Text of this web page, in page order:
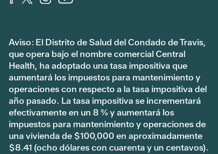
Aviso: El Distrito de Salud del Condado de Travis,
que opera bajo el nombre comercial Central
Health, ha adoptado una tasa impositiva que
aumentará los impuestos para mantenimiento y
operaciones con respecto a la tasa impositiva del
año pasado. La tasa impositiva se incrementará
efectivamente en un 8 % y aumentará los
impuestos para mantenimiento y operaciones de
una vivienda de $100,000 en aproximadamente
$8.41 (ocho dólares con cuarenta y un centavos).